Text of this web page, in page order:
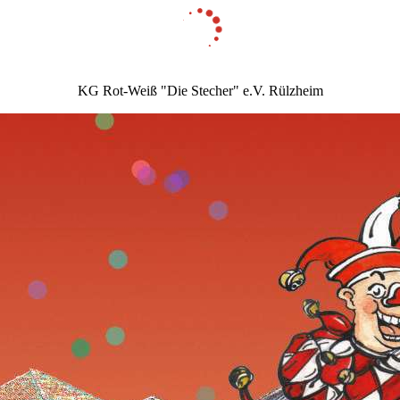
KG Rot-Weiß "Die Stecher" e.V. Rülzheim